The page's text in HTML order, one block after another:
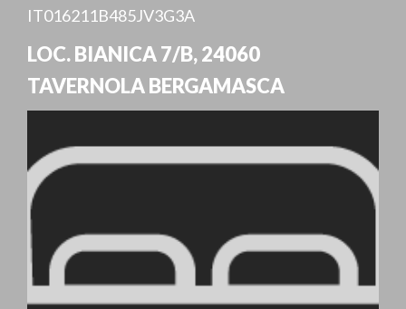
IT016211B485JV3G3A
LOC. BIANICA 7/B,24060
TAVERNOLA BERGAMASCA